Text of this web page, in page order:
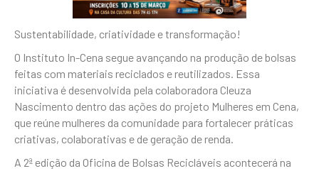
Sustentabilidade, criatividade e transformação!
O Instituto In-Cena segue avançando na produção de bolsas
feitas com materiais reciclados e reutilizados. Essa
iniciativa é desenvolvida pela colaboradora Cleuza
Nascimento dentro das ações do projeto Mulheres em Cena,
que reúne mulheres da comunidade para fortalecer práticas
criativas, colaborativas e de geração de renda.
A 2ª edição da Oficina de Bolsas Recicláveis acontecerá na